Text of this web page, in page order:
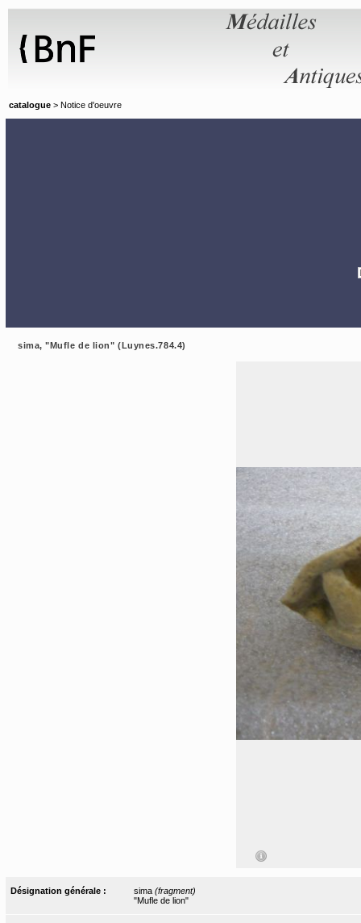
catalogue > Notice d'oeuvre
sima, "Mufle de lion" (Luynes.784.4)
Désignation générale : sima (fragment)
"Mufle de lion"